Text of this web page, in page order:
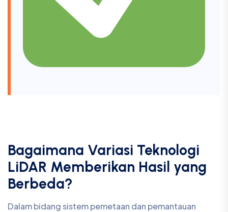
Bagaimana Variasi Teknologi
LiDAR Memberikan Hasil yang
Berbeda?
Dalam bidang sistem pemetaan dan pemantauan